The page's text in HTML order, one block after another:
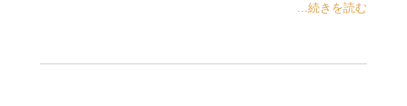
...続きを読む